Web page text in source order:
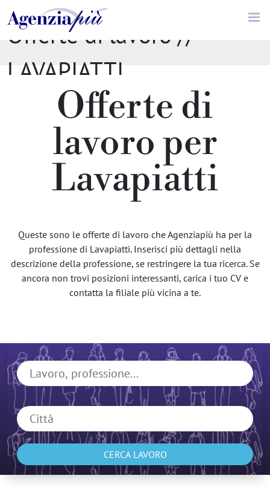
Offerte di lavoro //
LAVAPIATTI
Offerte di
lavoro per
Lavapiatti
Queste sono le offerte di lavoro che Agenziapiù ha per la
professione di Lavapiatti. Inserisci più dettagli nella
descrizione della professione, se restringere la tua ricerca. Se
ancora non trovi posizioni interessanti, carica i tuo CV e
contatta la filiale più vicina a te.
CERCA LAVORO